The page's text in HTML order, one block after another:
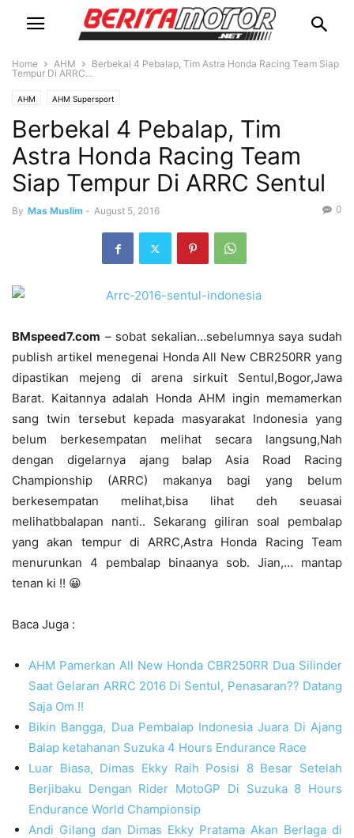
Home AHM
Berbekal 4 Pebalap, Tim Astra Honda Racing Team Siap
Tempur Di ARRC...
AHM AHM Supersport
Berbekal 4 Pebalap, Tim
Astra Honda Racing Team
Siap Tempur Di ARRC Sentul
By Mas Muslim - August 5, 2016 0
BMspeed7.com – sobat sekalian…sebelumnya saya sudah
publish artikel menegenai Honda All New CBR250RR yang
dipastikan mejeng di arena sirkuit Sentul,Bogor,Jawa
Barat. Kaitannya adalah Honda AHM ingin memamerkan
sang twin tersebut kepada masyarakat Indonesia yang
belum berkesempatan melihat secara langsung,Nah
dengan digelarnya ajang balap Asia Road Racing
Championship (ARRC) makanya bagi yang belum
berkesempatan melihat,bisa lihat deh seuasai
melihatbbalapan nanti.. Sekarang giliran soal pembalap
yang akan tempur di ARRC,Astra Honda Racing Team
menurunkan 4 pembalap binaanya sob. Jian,… mantap
tenan ki !! 😀
Baca Juga :
AHM Pamerkan All New Honda CBR250RR Dua Silinder
Saat Gelaran ARRC 2016 Di Sentul, Penasaran?? Datang
Saja Om !!
Bikin Bangga, Dua Pembalap Indonesia Juara Di Ajang
Balap ketahanan Suzuka 4 Hours Endurance Race
Luar Biasa, Dimas Ekky Raih Posisi 8 Besar Setelah
Berjibaku Dengan Rider MotoGP Di Suzuka 8 Hours
Endurance World Championsip
Andi Gilang dan Dimas Ekky Pratama Akan Berlaga di